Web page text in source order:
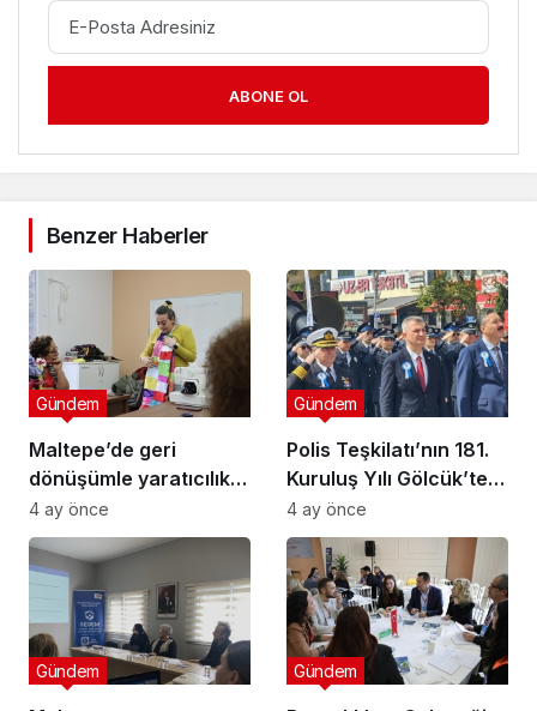
ABONE OL
Benzer Haberler
Maltepe’de geri
dönüşümle yaratıcılık
buluştu
Gündem
4 ay önce
Polis Teşkilatı’nın 181.
Kuruluş Yılı Gölcük’te
Törenle Kutlandı
Gündem
4 ay önce
Gündem Gündem